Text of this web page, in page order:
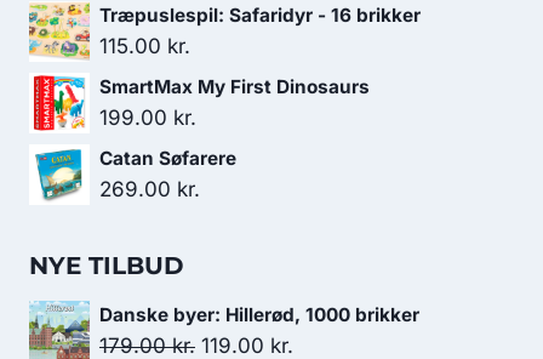
Træpuslespil: Safaridyr - 16 brikker
115.00 kr.
SmartMax My First Dinosaurs
199.00 kr.
Catan Søfarere
269.00 kr.
NYE TILBUD
Danske byer: Hillerød, 1000 brikker
179.00kr. Den
119.00 kr.